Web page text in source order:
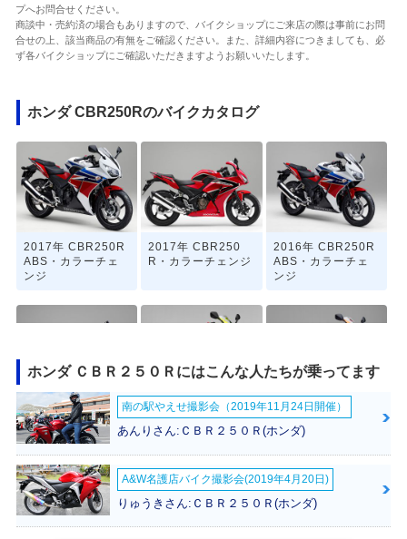
プへお問合せください。
商談中・売約済の場合もありますので、バイクショップにご来店の際は事前にお問
合せの上、該当商品の有無をご確認ください。また、詳細内容につきましても、必
ず各バイクショップにご確認いただきますようお願いいたします。
ホンダ CBR250Rのバイクカタログ
2017年 CBR250R
ABS・カラーチェ
ンジ
2017年 CBR250
R・カラーチェンジ
2016年 CBR250R
ABS・カラーチェ
ンジ
2016年 CBR250
R・カラーチェンジ
2016年 CBR250R
ABS Special Editi
on・特別・限定仕
様
2015年 CBR250R
ABS Special Editi
on・特別・限定仕
様
ホンダ ＣＢＲ２５０Ｒにはこんな人たちが乗ってます
南の駅やえせ撮影会（2019年11月24日開催）
あんりさん:ＣＢＲ２５０Ｒ(ホンダ)
A&W名護店バイク撮影会(2019年4月20日)
りゅうきさん:ＣＢＲ２５０Ｒ(ホンダ)